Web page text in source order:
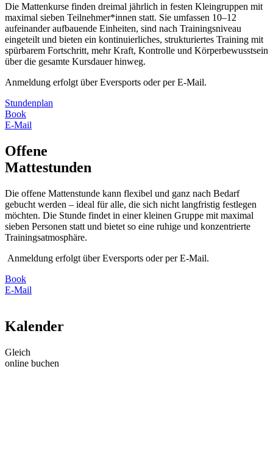
Die Mattenkurse finden dreimal jährlich in festen Kleingruppen mit
maximal sieben Teilnehmer*innen statt. Sie umfassen 10–12
aufeinander aufbauende Einheiten, sind nach Trainingsniveau
eingeteilt und bieten ein kontinuierliches, strukturiertes Training mit
spürbarem Fortschritt, mehr Kraft, Kontrolle und Körperbewusstsein
über die gesamte Kursdauer hinweg.
Anmeldung erfolgt über Eversports oder per E-Mail.
Stundenplan
Book
E-Mail
Offene
Mattestunden
Die offene Mattenstunde kann flexibel und ganz nach Bedarf
gebucht werden – ideal für alle, die sich nicht langfristig festlegen
möchten. Die Stunde findet in einer kleinen Gruppe mit maximal
sieben Personen statt und bietet so eine ruhige und konzentrierte
Trainingsatmosphäre.
Anmeldung erfolgt über Eversports oder per E-Mail.
Book
E-Mail
Kalender
Gleich
online buchen